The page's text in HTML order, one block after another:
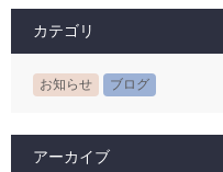
カテゴリ
お知らせ ブログ
アーカイブ